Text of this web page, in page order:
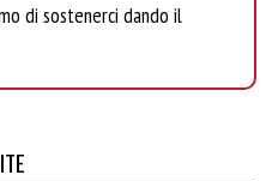
di sostenerci dando il